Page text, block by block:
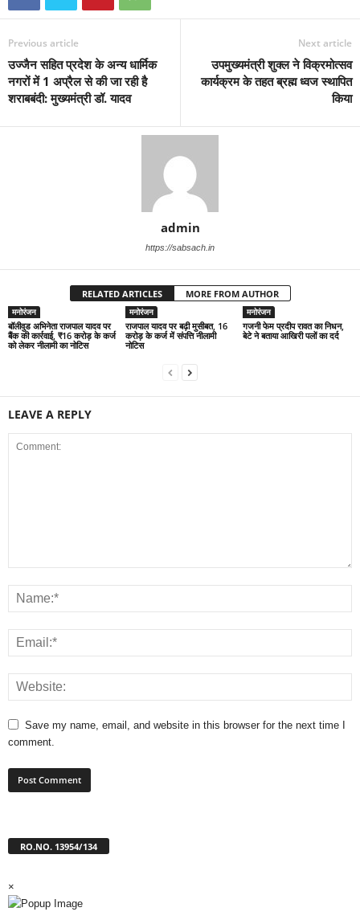
Previous article
उज्जैन सहित प्रदेश के अन्य धार्मिक
नगरों में 1 अप्रैल से की जा रही है
शराबबंदी: मुख्यमंत्री डॉ. यादव
Next article
उपमुख्यमंत्री शुक्ल ने विक्रमोत्सव
कार्यक्रम के तहत ब्रह्म ध्वज स्थापित
किया
admin
https://sabsach.in
RELATED ARTICLES MORE FROM AUTHOR
मनोरंजन
बॉलीवुड अभिनेता राजपाल यादव पर
बैंक की कार्रवाई, ₹16 करोड़ के कर्ज
को लेकर नीलामी का नोटिस
मनोरंजन
राजपाल यादव पर बढ़ी मुसीबत, 16
करोड़ के कर्ज में संपत्ति नीलामी
नोटिस
मनोरंजन
गजनी फेम प्रदीप रावत का निधन,
बेटे ने बताया आखिरी पलों का दर्द
LEAVE A REPLY
Save my name, email, and website in this browser for the next time I
comment.
RO.NO. 13954/134
×